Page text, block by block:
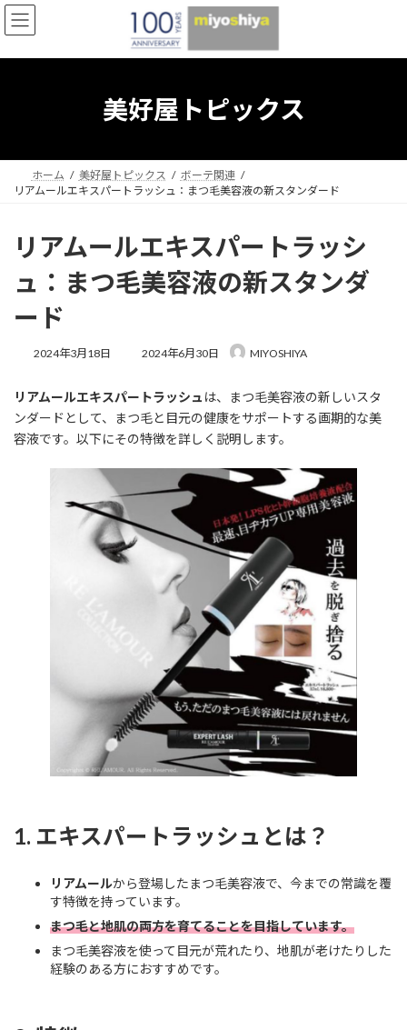
コ
ン
ン
ナ
ビ
ー
美好屋トピックス
ホーム 美好屋トピックス
ボーテ関連
リアムールエキスパートラッシュ：まつ毛美容液の新スタンダード
リアムールエキスパートラッシ
ュ：まつ毛美容液の新スタンダ
ード
2024年3月18日
最
新
日
時
:
2024年6月30日 MIYOSHIYA
リアムールエキスパートラッシュ は、まつ毛美容液の新しいスタ
ンダードとして、まつ毛と目元の健康をサポートする画期的な美
容液です。以下にその特徴を詳しく説明します。
1. エキスパートラッシュとは？
リアムールから登場したまつ毛美容液で、今までの常識を覆
す特徴を持っています。
まつ毛と地肌の両方を育てることを目指しています。
まつ毛美容液を使って目元が荒れたり、地肌が老けたりした
経験のある方におすすめです。